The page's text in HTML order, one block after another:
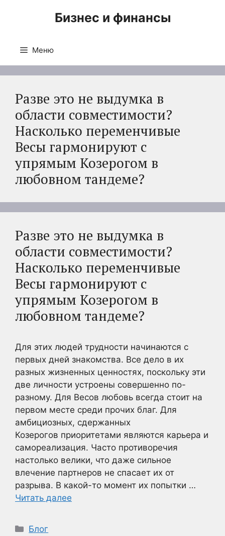
Бизнес и финансы
Меню
Разве это не выдумка в
области совместимости?
Насколько переменчивые
Весы гармонируют с
упрямым Козерогом в
любовном тандеме?
Разве это не выдумка в
области совместимости?
Насколько переменчивые
Весы гармонируют с
упрямым Козерогом в
любовном тандеме?
Для этих людей трудности начинаются с
первых дней знакомства. Все дело в их
разных жизненных ценностях, поскольку эти
две личности устроены совершенно по-
разному. Для Весов любовь всегда стоит на
первом месте среди прочих благ. Для
амбициозных, сдержанных
Козерогов приоритетами являются карьера и
самореализация. Часто противоречия
настолько велики, что даже сильное
влечение партнеров не спасает их от
разрыва. В какой-то момент их попытки …
Читать далее
Рубрики
Блог